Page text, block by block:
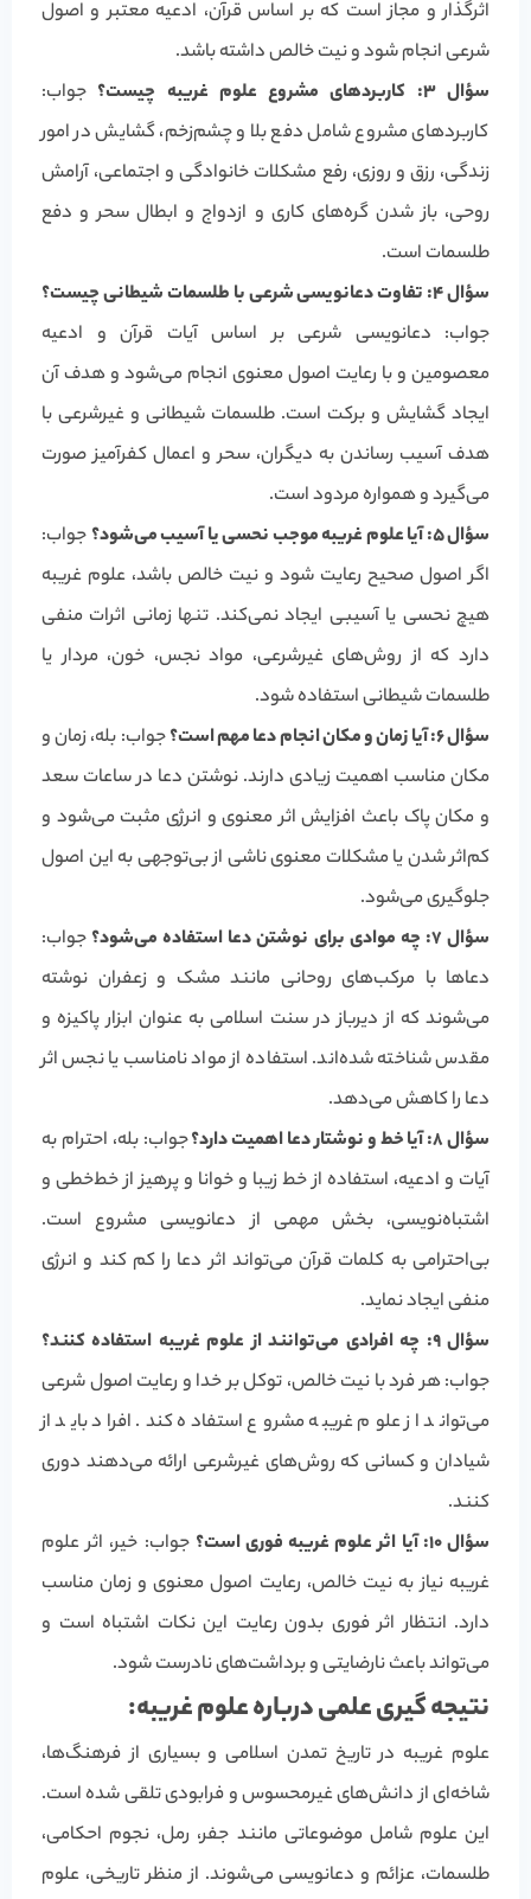
اثرگذار و مجاز است که بر اساس قرآن، ادعیه معتبر و اصول
شرعی انجام شود و نیت خالص داشته باشد.
سؤال ۳: کاربردهای مشروع علوم غریبه چیست؟
جواب:
کاربردهای مشروع شامل دفع بلا و چشم‌زخم، گشایش در امور
زندگی، رزق و روزی، رفع مشکلات خانوادگی و اجتماعی، آرامش
روحی، باز شدن گره‌های کاری و ازدواج و ابطال سحر و دفع
طلسمات است.
سؤال ۴: تفاوت دعانویسی شرعی با طلسمات شیطانی چیست؟
جواب: دعانویسی شرعی بر اساس آیات قرآن و ادعیه
معصومین و با رعایت اصول معنوی انجام می‌شود و هدف آن
ایجاد گشایش و برکت است. طلسمات شیطانی و غیرشرعی با
هدف آسیب رساندن به دیگران، سحر و اعمال کفرآمیز صورت
می‌گیرد و همواره مردود است.
سؤال ۵: آیا علوم غریبه موجب نحسی یا آسیب می‌شود؟
جواب:
اگر اصول صحیح رعایت شود و نیت خالص باشد، علوم غریبه
هیچ نحسی یا آسیبی ایجاد نمی‌کند. تنها زمانی اثرات منفی
دارد که از روش‌های غیرشرعی، مواد نجس، خون، مردار یا
طلسمات شیطانی استفاده شود.
سؤال ۶: آیا زمان و مکان انجام دعا مهم است؟
جواب: بله، زمان و
مکان مناسب اهمیت زیادی دارند. نوشتن دعا در ساعات سعد
و مکان پاک باعث افزایش اثر معنوی و انرژی مثبت می‌شود و
کم‌اثر شدن یا مشکلات معنوی ناشی از بی‌توجهی به این اصول
جلوگیری می‌شود.
سؤال ۷: چه موادی برای نوشتن دعا استفاده می‌شود؟
جواب:
دعاها با مرکب‌های روحانی مانند مشک و زعفران نوشته
می‌شوند که از دیرباز در سنت اسلامی به عنوان ابزار پاکیزه و
مقدس شناخته شده‌اند. استفاده از مواد نامناسب یا نجس اثر
دعا را کاهش می‌دهد.
سؤال ۸: آیا خط و نوشتار دعا اهمیت دارد؟
جواب: بله، احترام به
آیات و ادعیه، استفاده از خط زیبا و خوانا و پرهیز از خط‌خطی و
اشتباه‌نویسی، بخش مهمی از دعانویسی مشروع است.
بی‌احترامی به کلمات قرآن می‌تواند اثر دعا را کم کند و انرژی
منفی ایجاد نماید.
سؤال ۹: چه افرادی می‌توانند از علوم غریبه استفاده کنند؟
جواب: هر فرد با نیت خالص، توکل بر خدا و رعایت اصول شرعی
می‌تواند از علوم غریبه مشروع استفاده کند. افراد باید از
شیادان و کسانی که روش‌های غیرشرعی ارائه می‌دهند دوری
کنند.
سؤال ۱۰: آیا اثر علوم غریبه فوری است؟
جواب: خیر، اثر علوم
غریبه نیاز به نیت خالص، رعایت اصول معنوی و زمان مناسب
دارد. انتظار اثر فوری بدون رعایت این نکات اشتباه است و
می‌تواند باعث نارضایتی و برداشت‌های نادرست شود.
نتیجه گیری علمی درباره علوم غریبه:
علوم غریبه در تاریخ تمدن اسلامی و بسیاری از فرهنگ‌ها،
شاخه‌ای از دانش‌های غیرمحسوس و فرابودی تلقی شده است.
این علوم شامل موضوعاتی مانند جفر، رمل، نجوم احکامی،
طلسمات، عزائم و دعانویسی می‌شوند. از منظر تاریخی، علوم